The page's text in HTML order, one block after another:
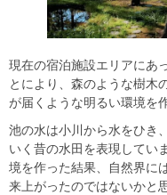
現在の宿泊施設エリアにあ
とにより、森のような樹木
が届くような明るい環境を
池の水は小川から水をひき
いく昔の水田を表現してい
境を作った結果、自然界に
来上がったのではないかと